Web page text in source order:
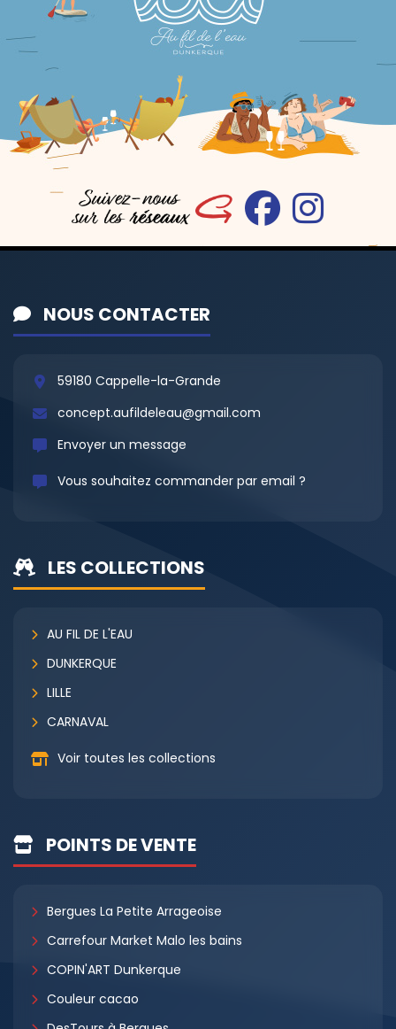
NOUS CONTACTER
59180 Cappelle-la-Grande
concept.aufildeleau@gmail.com
Envoyer un message
Vous souhaitez commander par email ?
LES COLLECTIONS
AU FIL DE L'EAU
DUNKERQUE
LILLE
CARNAVAL
Voir toutes les collections
POINTS DE VENTE
Bergues La Petite Arrageoise
Carrefour Market Malo les bains
COPIN'ART Dunkerque
Couleur cacao